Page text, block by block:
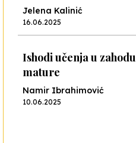
Jelena Kalinić
16.06.2025
Ishodi učenja u zahodu
mature
Namir Ibrahimović
10.06.2025